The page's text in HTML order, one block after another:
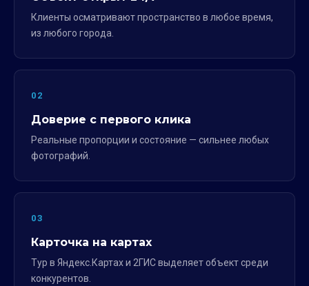
Клиенты осматривают пространство в любое время,
из любого города.
02
Доверие с первого клика
Реальные пропорции и состояние — сильнее любых
фотографий.
03
Карточка на картах
Тур в Яндекс.Картах и 2ГИС выделяет объект среди
конкурентов.